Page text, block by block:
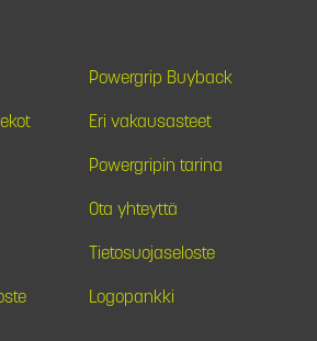
Powergrip Buyback
Eri vakausasteet
Powergripin tarina
Ota yhteyttä
Tietosuojaseloste
Logopankki